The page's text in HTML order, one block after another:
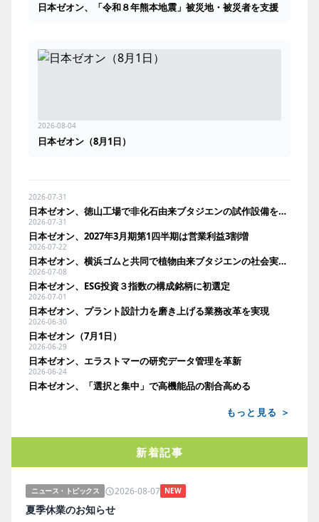
日本ゼオン、「令和８年熊本地震」被災地・被災者を支援
2026-08-04
日本ゼオン（8月1日）
2026-07-31
日本ゼオン、徳山工場で非化石由来ブタジエンの試作設備を竣工
2026-07-31
日本ゼオン、2027年3月期第1四半期は営業利益3割増
2026-07-22
日本ゼオン、横浜ゴムと共同で植物由来ブタジエンの社会実装へ。ベンチ設備建設で実証加速
2026-07-08
日本ゼオン、ESG投資３指数の構成銘柄に初選定
2026-07-01
日本ゼオン、プラント設計力を磨き上げる業務改革を実現
2026-06-30
日本ゼオン（7月1日）
2026-06-29
日本ゼオン、エラストマーの研究データ管理を革新
2026-06-24
日本ゼオン、「選択と集中」で高機能品の割合高める
もっと見る ＞
新着記事
ニュース・トピックス 2026-08-07 NEW
夏季休業のお知らせ